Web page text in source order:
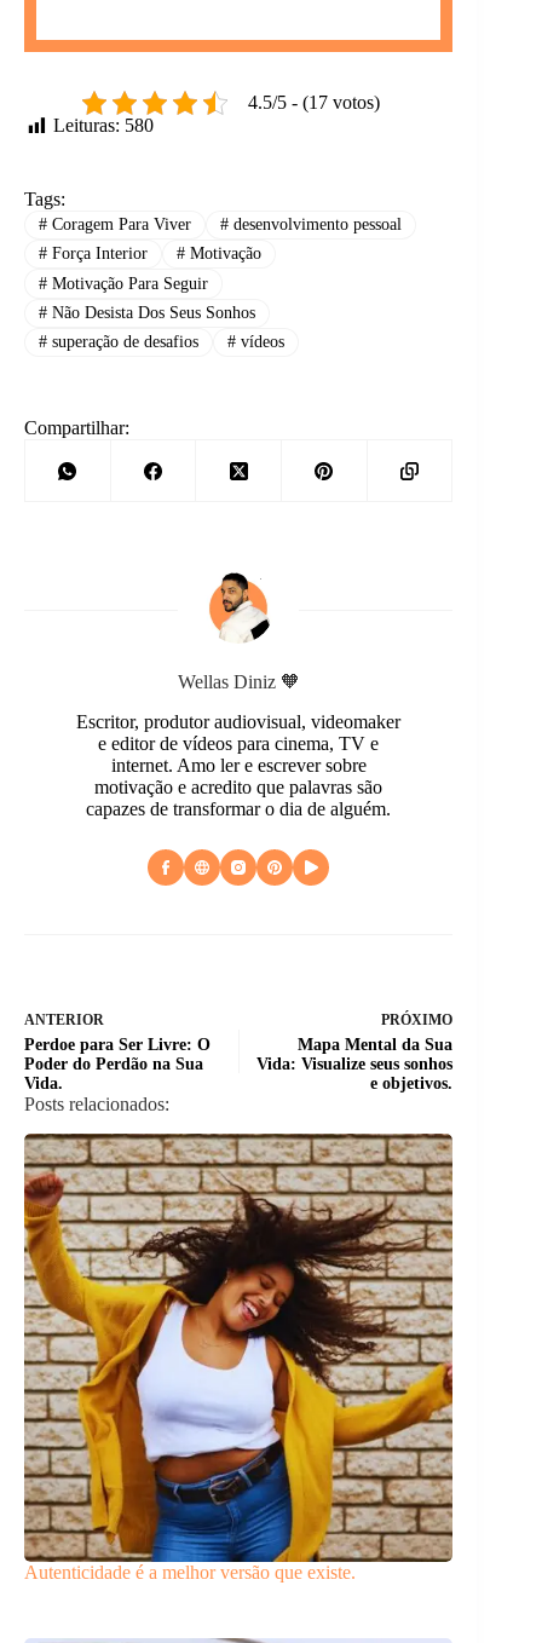
4.5/5 - (17 votos)
Leituras: 580
Tags:
#Coragem Para Viver #desenvolvimento pessoal
#Força Interior #Motivação
#Motivação Para Seguir
#Não Desista Dos Seus Sonhos
#superação de desafios #vídeos
Compartilhar:
Wellas Diniz 🧡
Escritor, produtor audiovisual, videomaker
e editor de vídeos para cinema, TV e
internet. Amo ler e escrever sobre
motivação e acredito que palavras são
capazes de transformar o dia de alguém.
ANTERIOR
Perdoe para Ser Livre: O
Poder do Perdão na Sua
Vida.
PRÓXIMO
Mapa Mental da Sua
Vida: Visualize seus sonhos
e objetivos.
Posts relacionados:
Autenticidade é a melhor versão que existe.